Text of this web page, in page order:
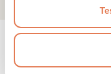
A